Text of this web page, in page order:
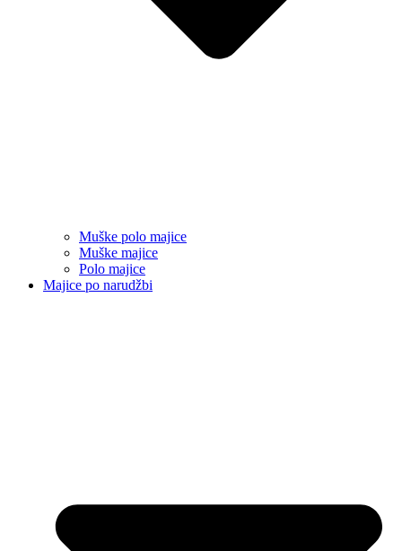
Muške polo majice
Muške majice
Polo majice
Majice po narudžbi